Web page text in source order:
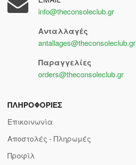
info@theconsoleclub.gr
Ανταλλαγές
antallages@theconsoleclub.gr
Παραγγελίες
orders@theconsoleclub.gr
ΠΛΗΡΟΦΟΡΙΕΣ
Επικοινωνία
Αποστολές - Πληρωμές
Προφίλ